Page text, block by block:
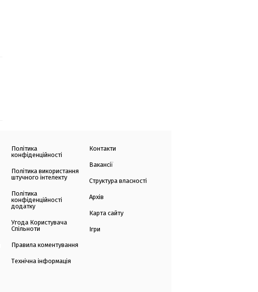
Політика
конфіденційності
Політика використання
штучного інтелекту
Політика
конфіденційності
додатку
Угода Користувача
Спільноти
Правила коментування
Технічна інформація
Контакти
Вакансії
Структура власності
Архів
Карта сайту
Ігри